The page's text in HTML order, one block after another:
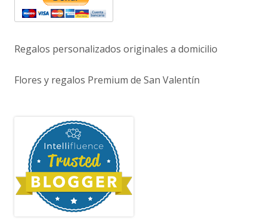
Regalos personalizados originales a domicilio
Flores y regalos Premium de San Valentín